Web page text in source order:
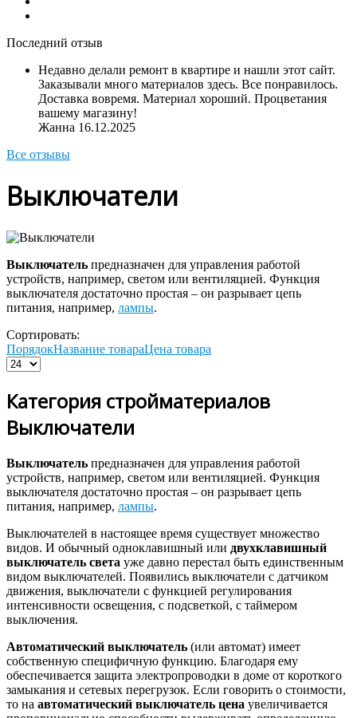
Последний отзыв
Недавно делали ремонт в квартире и нашли этот сайт.
Заказывали много материалов здесь. Все понравилось.
Доставка вовремя. Материал хороший. Процветания
вашему магазину!
Жанна 16.12.2025
Все отзывы
Выключатели
Выключатель предназначен для управления работой
устройств, например, светом или вентиляцией. Функция
выключателя достаточно простая – он разрывает цепь
питания, например, лампы.
Сортировать:
ПорядокНазвание товараЦена товара
Категория стройматериалов
Выключатели
Выключатель предназначен для управления работой
устройств, например, светом или вентиляцией. Функция
выключателя достаточно простая – он разрывает цепь
питания, например, лампы.
Выключателей в настоящее время существует множество
видов. И обычный одноклавишный или двухклавишный
выключатель света уже давно перестал быть единственным
видом выключателей. Появились выключатели с датчиком
движения, выключатели с функцией регулирования
интенсивности освещения, с подсветкой, с таймером
выключения.
Автоматический выключатель (или автомат) имеет
собственную специфичную функцию. Благодаря ему
обеспечивается защита электропроводки в доме от короткого
замыкания и сетевых перегрузок. Если говорить о стоимости,
то на автоматический выключатель цена увеличивается